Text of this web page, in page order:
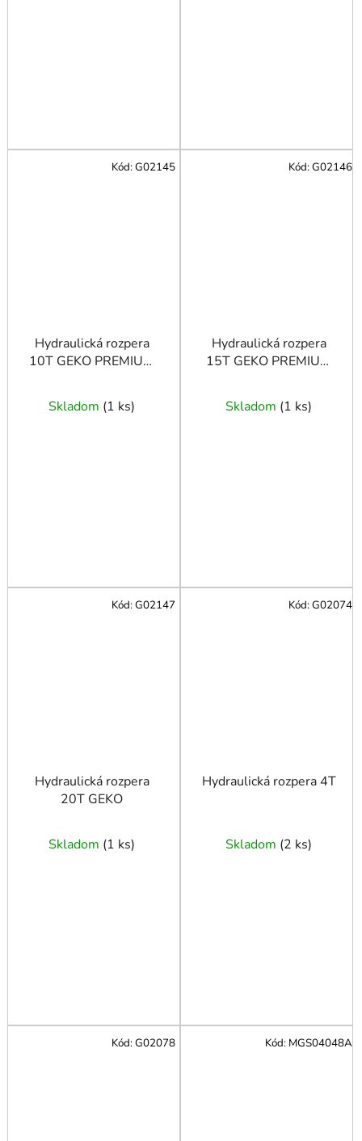
Hydraulická rozpera
10T GEKO PREMIUM
Skladom (1 ks)
Kód:G02145
Hydraulická rozpera
15T GEKO PREMIUM
Skladom (1 ks)
Kód:G02146
Hydraulická rozpera
20T GEKO
Skladom (1 ks)
Kód:G02147
Hydraulická rozpera 4T
Skladom (2 ks)
Kód:G02074
Kód:G02078 Kód: MGS04048A